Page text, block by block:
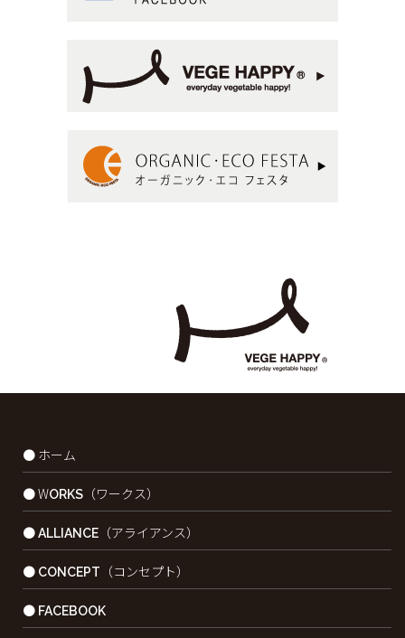
● ホーム
● WORKS（ワークス）
● ALLIANCE（アライアンス）
● CONCEPT（コンセプト）
● FACEBOOK